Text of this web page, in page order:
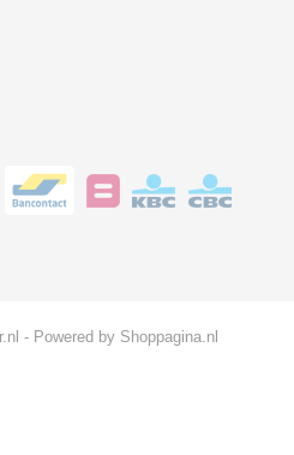
- Powered by Shoppagina.nl